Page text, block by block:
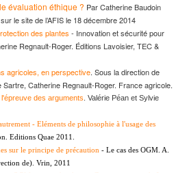
évaluation éthique ? Par Catherine Baudoin
le site de l’AFIS le 18 décembre 2014
des plantes - Innovation et sécurité pour
Regnault-Roger. Éditions Lavoisier, TEC &
agricoles, en perspective. Sous la direction de
Catherine Regnault-Roger. France agricole.
des arguments . Valérie Péan et Sylvie
- Eléments de philosophie à l'usage des
Editions Quae 2011.
sur le principe de précaution - Le cas des OGM . A.
de). Vrin, 2011